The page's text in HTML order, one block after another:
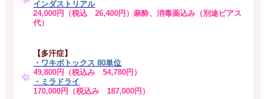
インダストリアル
24,000円（税込 26,400円）麻酔、消毒薬込み（別途ピアス
代）
【多汗症】
・ ワキボトックス 80単位
49,800円（税込み 54,780円）
・ミラドライ
170,000円（税込み 187,000円）